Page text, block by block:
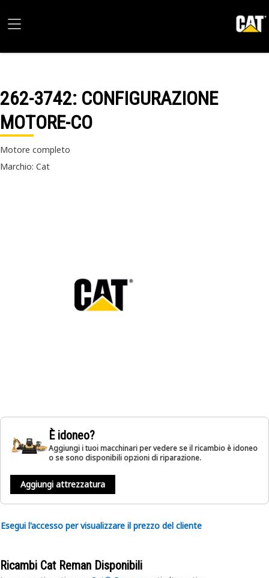
262-3742: CONFIGURAZIONE
MOTORE-CO
Motore completo
Marchio: Cat
È idoneo?
Aggiungi i tuoi macchinari per vedere se il ricambio è idoneo
o se sono disponibili opzioni di riparazione.
Aggiungi attrezzatura
Esegui l'accesso per visualizzare il prezzo del cliente
Ricambi Cat Reman Disponibili